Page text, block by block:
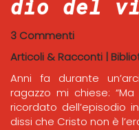
dio del
3 Commenti
Articoli & Racconti |
Anni fa durante
ragazzo mi chiese:
ricordato dell’episodio
dissi che Cristo non è